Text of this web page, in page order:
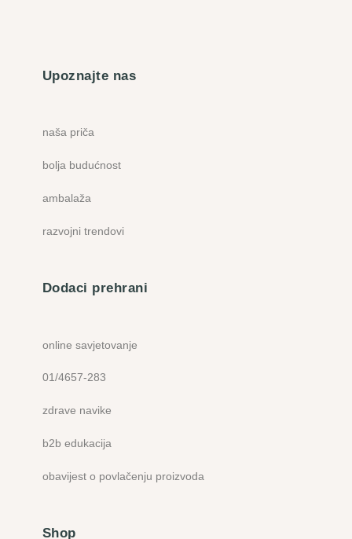
Upoznajte nas
naša priča
bolja budućnost
ambalaža
razvojni trendovi
Dodaci prehrani
online savjetovanje
01/4657-283
zdrave navike
b2b edukacija
obavijest o povlačenju proizvoda
Shop